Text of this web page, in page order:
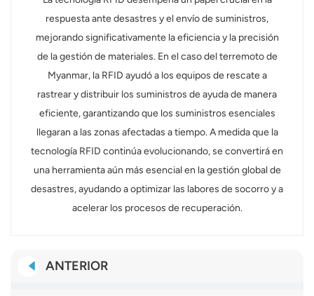
respuesta ante desastres y el envío de suministros,
mejorando significativamente la eficiencia y la precisión
de la gestión de materiales. En el caso del terremoto de
Myanmar, la RFID ayudó a los equipos de rescate a
rastrear y distribuir los suministros de ayuda de manera
eficiente, garantizando que los suministros esenciales
llegaran a las zonas afectadas a tiempo. A medida que la
tecnología RFID continúa evolucionando, se convertirá en
una herramienta aún más esencial en la gestión global de
desastres, ayudando a optimizar las labores de socorro y a
acelerar los procesos de recuperación.
ANTERIOR